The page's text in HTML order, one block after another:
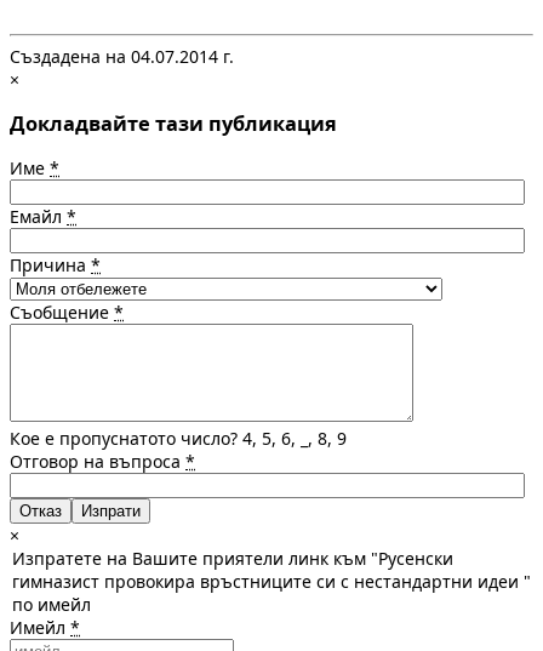
Създадена на 04.07.2014 г.
×
Докладвайте тази публикация
Име *
Емайл *
Причина *
Съобщение *
Кое е пропуснатото число? 4, 5, 6, _, 8, 9
Отговор на въпроса *
Отказ
×
Изпратете на Вашите приятели линк към "Русенски
гимназист провокира връстниците си с нестандартни идеи "
по имейл
Имейл *